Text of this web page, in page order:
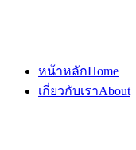
หน้าหลักHome
เกี่ยวกับเราAbout